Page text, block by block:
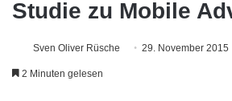
Studie zu Mobile
Sven Oliver Rüsche 29. November 2015
2 Minuten gelesen